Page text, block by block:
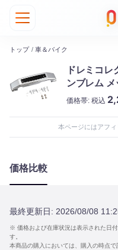
トップ / 車＆バイク
ドレミコ
ンブレム メ
価格帯: 税込
本ページにはアフ
価格比較
最終更新日: 2026/08/08
※ 価格および在庫状況は表示された日
す。
本商品の購入においては、購入の時点